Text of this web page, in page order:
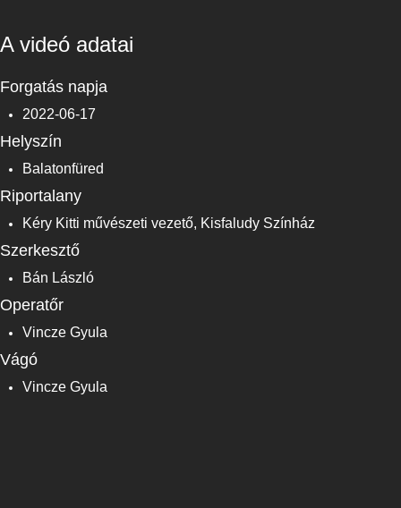
A videó adatai
Forgatás napja
2022-06-17
Helyszín
Balatonfüred
Riportalany
Kéry Kitti művészeti vezető, Kisfaludy Színház
Szerkesztő
Bán László
Operatőr
Vincze Gyula
Vágó
Vincze Gyula